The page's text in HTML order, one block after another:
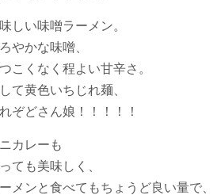
しい味噌ラーメン。
やかな味噌、
こくなく程よい甘辛さ。
て黄色いちじれ麺、
ぞどさん娘！！！！！
カレーも
ても美味しく、
メンと食べてもちょうど良い量で、